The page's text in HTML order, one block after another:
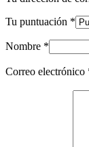
Tu puntuación *
Nombre *
Correo electrónico